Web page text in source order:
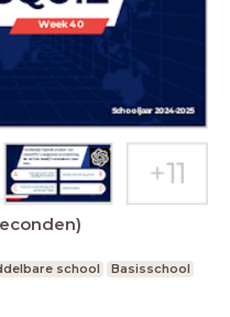
school
Basisschool